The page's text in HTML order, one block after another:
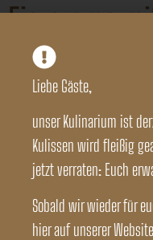
Eiercreme
(C,G)
Liptauer (G)
Grammer-
Liebe Gäste,
unser Kulinarium ist
Kulissen wird fleißig
jetzt verraten: Euch
Sobald wir wieder für
hier auf unserer